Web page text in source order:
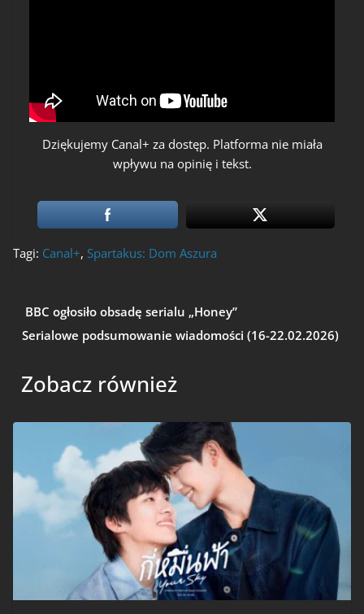
Dziękujemy Canal+ za dostęp. Platforma nie miała
wpływu na opinię i tekst.
Tagi: Canal+, Spartakus: Dom Aszura
BBC ogłosiło obsadę serialu „Honey”
Serialowe podsumowanie wiadomości (16-22.02.2026)
Zobacz również